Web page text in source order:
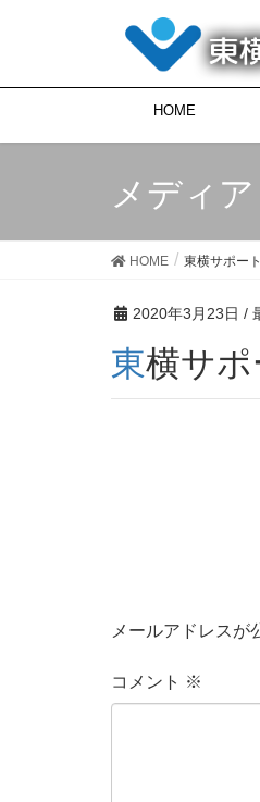
HOME
メディア
HOME 東横サポート
2020年3月23日 /
東横サ
メールアドレスが
コメント ※